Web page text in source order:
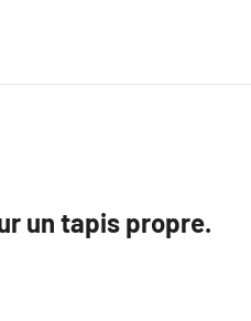
un tapis propre.